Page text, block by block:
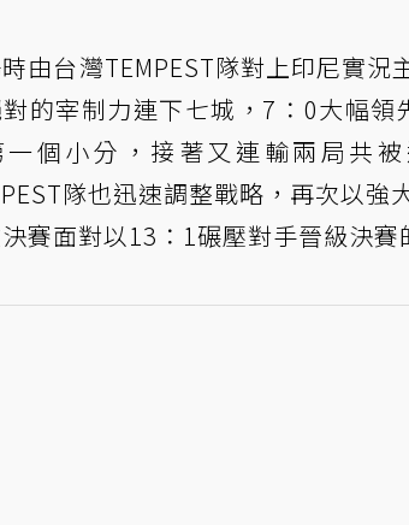
由台灣TEMPEST隊對上印尼實況
的宰制力連下七城，7：0大幅
一個小分，接著又連輸兩局共
隊也迅速調整戰略，再次以
賽面對以13：1碾壓對手晉級決賽